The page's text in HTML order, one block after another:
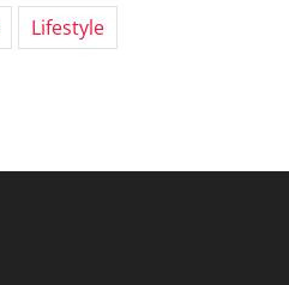
Lifestyle